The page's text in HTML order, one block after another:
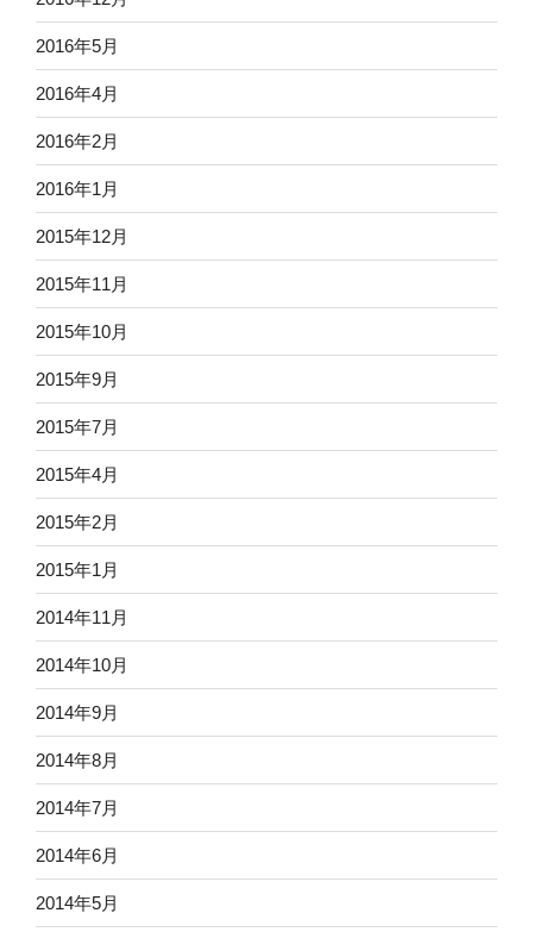
2016年5月
2016年4月
2016年2月
2016年1月
2015年12月
2015年11月
2015年10月
2015年9月
2015年7月
2015年4月
2015年2月
2015年1月
2014年11月
2014年10月
2014年9月
2014年8月
2014年7月
2014年6月
2014年5月